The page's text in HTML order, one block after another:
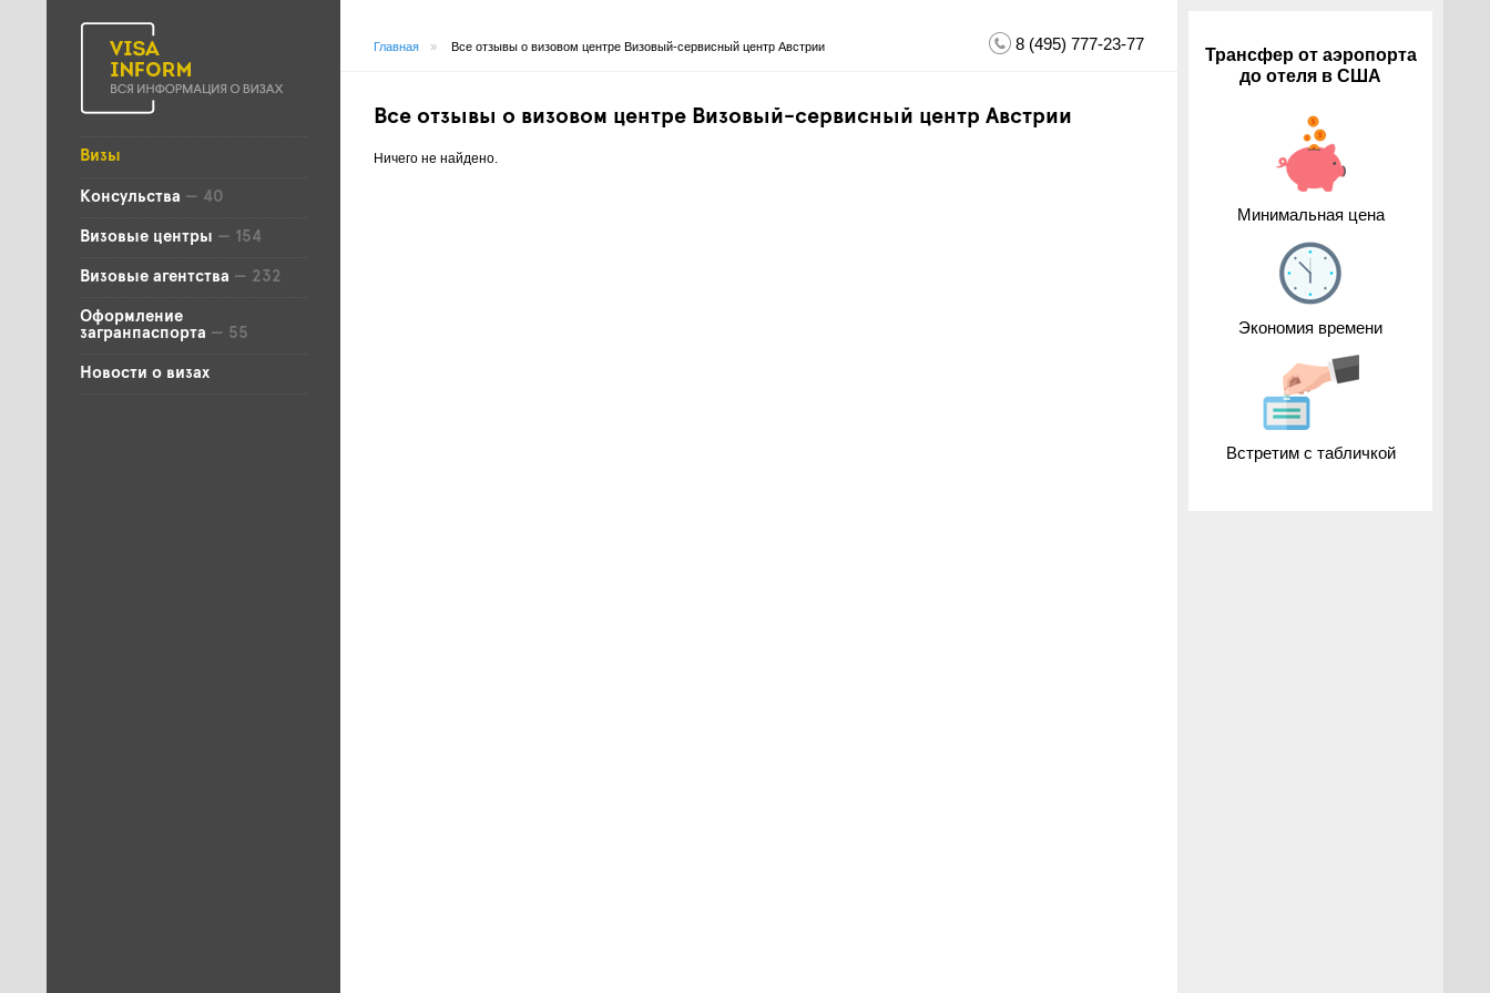
Визы
Консульства — 40
Визовые центры — 154
Визовые агентства — 232
Оформление
загранпаспорта — 55
Новости о визах
Главная » Все отзывы о визовом центре Визовый-сервисный центр Австрии 8 (495) 777-23-77
Все отзывы о визовом центре Визовый-сервисный центр Австрии
Ничего не найдено.
Трансфер от аэропорта
до отеля в США
Минимальная цена
Экономия времени
Встретим с табличкой